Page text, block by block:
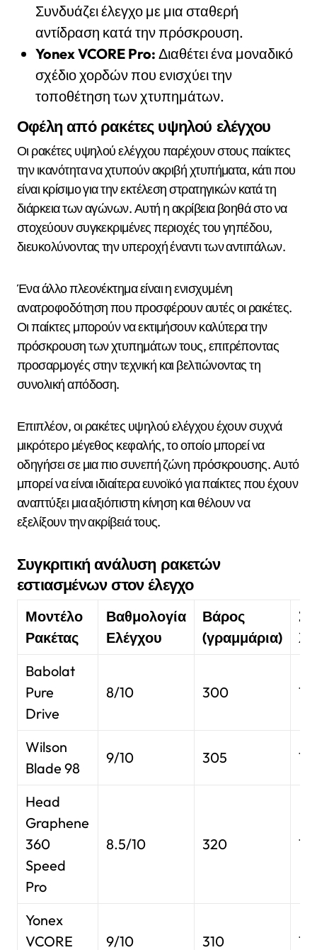
Συνδυάζει έλεγχο με μια σταθερή
αντίδραση κατά την πρόσκρουση.
Yonex VCORE Pro: Διαθέτει ένα μοναδικό
σχέδιο χορδών που ενισχύει την
τοποθέτηση των χτυπημάτων.
Οφέλη από ρακέτες υψηλού ελέγχου
Οι ρακέτες υψηλού ελέγχου παρέχουν στους παίκτες
την ικανότητα να χτυπούν ακριβή χτυπήματα, κάτι που
είναι κρίσιμο για την εκτέλεση στρατηγικών κατά τη
διάρκεια των αγώνων. Αυτή η ακρίβεια βοηθά στο να
στοχεύουν συγκεκριμένες περιοχές του γηπέδου,
διευκολύνοντας την υπεροχή έναντι των αντιπάλων.
Ένα άλλο πλεονέκτημα είναι η ενισχυμένη
ανατροφοδότηση που προσφέρουν αυτές οι ρακέτες.
Οι παίκτες μπορούν να εκτιμήσουν καλύτερα την
πρόσκρουση των χτυπημάτων τους, επιτρέποντας
προσαρμογές στην τεχνική και βελτιώνοντας τη
συνολική απόδοση.
Επιπλέον, οι ρακέτες υψηλού ελέγχου έχουν συχνά
μικρότερο μέγεθος κεφαλής, το οποίο μπορεί να
οδηγήσει σε μια πιο συνεπή ζώνη πρόσκρουσης. Αυτό
μπορεί να είναι ιδιαίτερα ευνοϊκό για παίκτες που έχουν
αναπτύξει μια αξιόπιστη κίνηση και θέλουν να
εξελίξουν την ακρίβειά τους.
Συγκριτική ανάλυση ρακετών
εστιασμένων στον έλεγχο
Μοντέλο
Ρακέτας
Βαθμολογία
Ελέγχου
Βάρος
(γραμμάρια)
Babolat
Pure
Drive
8/10 300
Wilson
Blade 98
9/10 305
Head
Graphene
360
Speed
Pro
8.5/10 320
Yonex
VCORE
9/10 310